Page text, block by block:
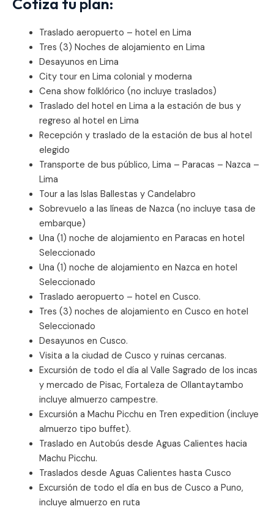
Traslado aeropuerto – hotel en Lima
Tres (3) Noches de alojamiento en Lima
Desayunos en Lima
City tour en Lima colonial y moderna
Cena show folklórico (no incluye traslados)
Traslado del hotel en Lima a la estación de bus y
regreso al hotel en Lima
Recepción y traslado de la estación de bus al hotel
elegido
Transporte de bus público, Lima – Paracas – Nazca –
Lima
Tour a las Islas Ballestas y Candelabro
Sobrevuelo a las líneas de Nazca (no incluye tasa de
embarque)
Una (1) noche de alojamiento en Paracas en hotel
Seleccionado
Una (1) noche de alojamiento en Nazca en hotel
Seleccionado
Traslado aeropuerto – hotel en Cusco.
Tres (3) noches de alojamiento en Cusco en hotel
Seleccionado
Desayunos en Cusco.
Visita a la ciudad de Cusco y ruinas cercanas.
Excursión de todo el día al Valle Sagrado de los incas
y mercado de Pisac, Fortaleza de Ollantaytambo
incluye almuerzo campestre.
Excursión a Machu Picchu en Tren expedition (incluye
almuerzo tipo buffet).
Traslado en Autobús desde Aguas Calientes hacia
Machu Picchu.
Traslados desde Aguas Calientes hasta Cusco
Excursión de todo el día en bus de Cusco a Puno,
incluye almuerzo en ruta